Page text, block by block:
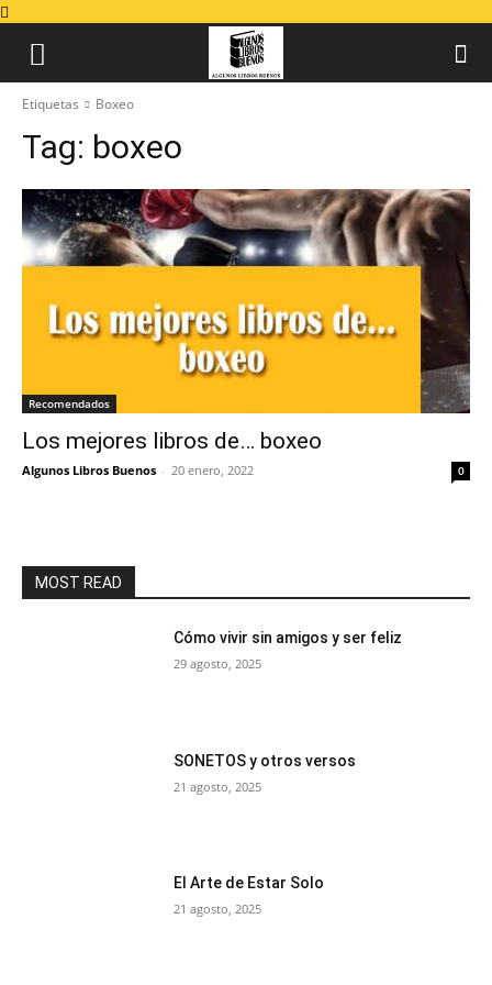
Etiquetas Boxeo
Tag: boxeo
Recomendados
Los mejores libros de… boxeo
Algunos Libros Buenos - 20 enero, 2022 0
MOST READ
Cómo vivir sin amigos y ser feliz
29 agosto, 2025
SONETOS y otros versos
21 agosto, 2025
El Arte de Estar Solo
21 agosto, 2025